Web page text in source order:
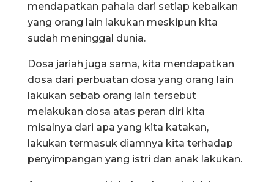
mendapatkan pahala dari setiap kebaikan
yang orang lain lakukan meskipun kita
sudah meninggal dunia.
Dosa jariah juga sama, kita mendapatkan
dosa dari perbuatan dosa yang orang lain
lakukan sebab orang lain tersebut
melakukan dosa atas peran diri kita
misalnya dari apa yang kita katakan,
lakukan termasuk diamnya kita terhadap
penyimpangan yang istri dan anak lakukan.